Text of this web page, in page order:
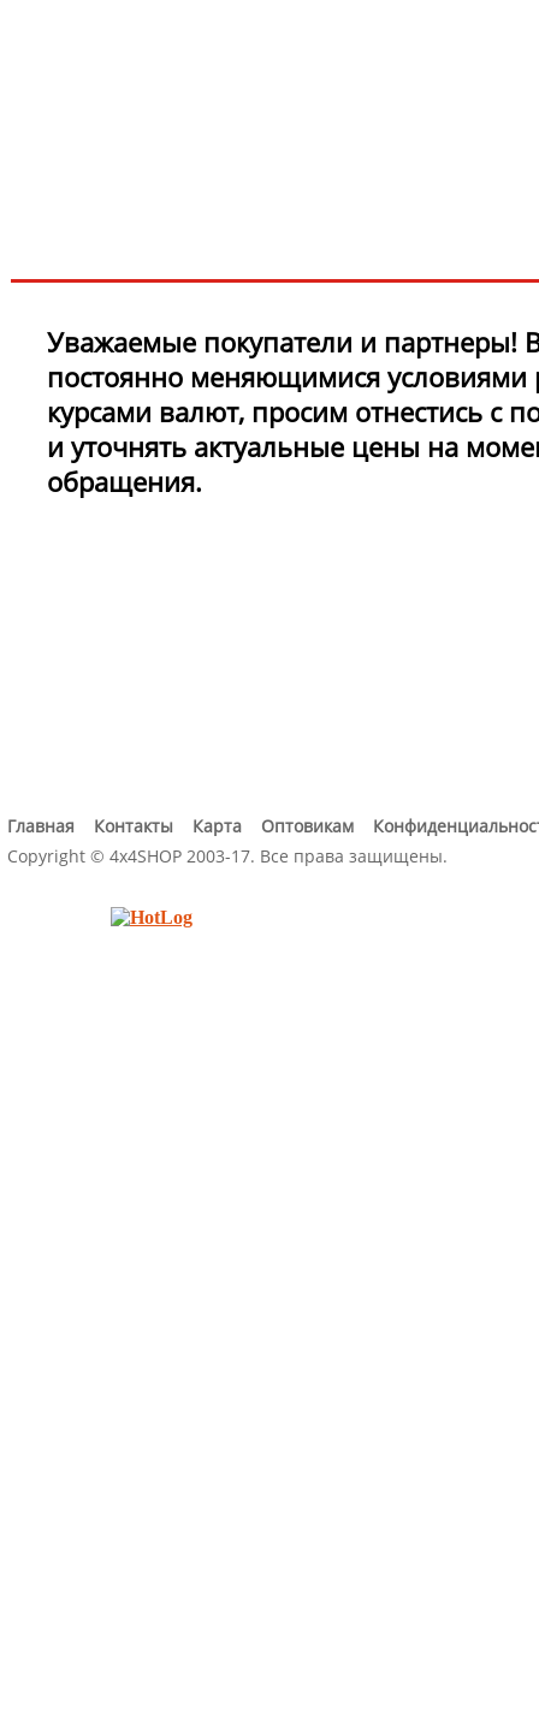
Уважаемые покупатели и партнеры!
постоянно меняющимися условиями
курсами валют, просим отнестись с
и уточнять актуальные цены на
обращения.
Главная Контакты Карта Оптовикам
Copyright © 4x4SHOP 2003-17. Все права защищены.